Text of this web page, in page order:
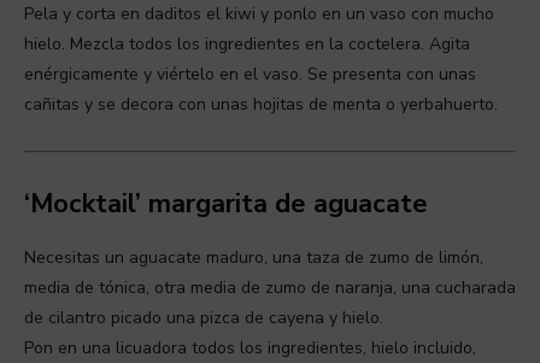
Pela y corta en daditos el kiwi y ponlo en un vaso con mucho
hielo. Mezcla todos los ingredientes en la coctelera. Agita
enérgicamente y viértelo en el vaso. Se presenta con unas
cañitas y se decora con unas hojitas de menta o yerbahuerto.
‘Mocktail’ margarita de aguacate
Necesitas un aguacate maduro, una taza de zumo de limón,
media de tónica, otra media de zumo de naranja, una cucharada
de cilantro picado una pizca de cayena y hielo.
Pon en una licuadora todos los ingredientes, hielo incluido,